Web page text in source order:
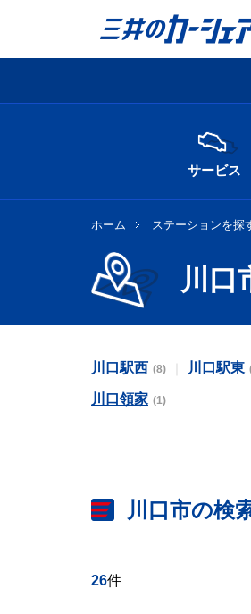
サービス
ホーム ステーションを探
川口
川口駅西 (8) 川口駅東
川口領家 (1)
川口市の検
26件